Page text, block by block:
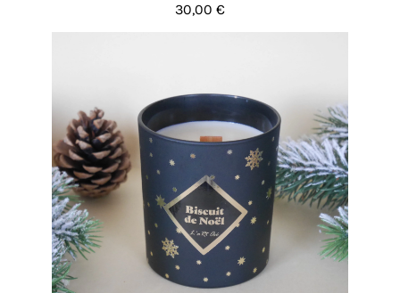
30,00 €